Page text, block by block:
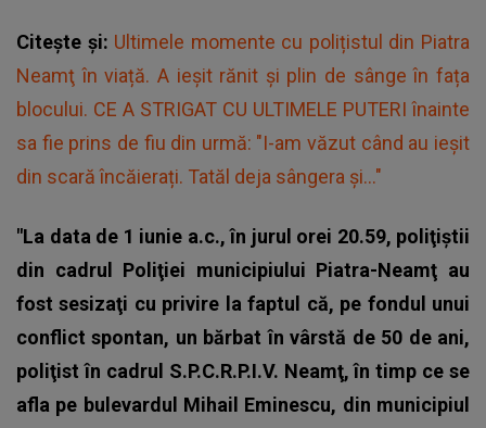
Citește și: Ultimele momente cu polițistul din Piatra
Neamţ în viață. A ieșit rănit și plin de sânge în fața
blocului. CE A STRIGAT CU ULTIMELE PUTERI înainte
sa fie prins de fiu din urmă: "I-am văzut când au ieșit
din scară încăierați. Tatăl deja sângera și..."
"La data de 1 iunie a.c., în jurul orei 20.59, poliţiştii
din cadrul Poliţiei municipiului Piatra-Neamţ au
fost sesizaţi cu privire la faptul că, pe fondul unui
conflict spontan, un bărbat în vârstă de 50 de ani,
poliţist în cadrul S.P.C.R.P.I.V. Neamţ, în timp ce se
afla pe bulevardul Mihail Eminescu, din municipiul